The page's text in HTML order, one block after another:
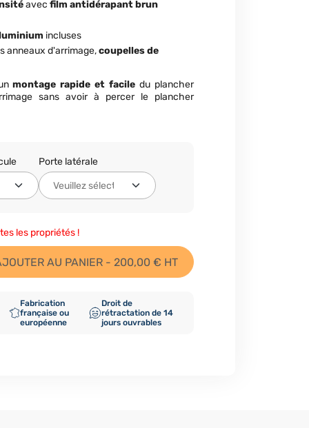
avec film antidérapant brun
incluses
anneaux d'arrimage,coupelles de
montage rapide et facile du plancher
sans avoir à percer le plancher
Porte latérale
les propriétés !
AU PANIER - 200,00 € HT
Fabrication
française ou
européenne
Droit de
rétractation de 14
jours ouvrables